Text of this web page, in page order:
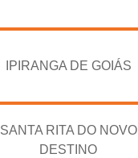
IPIRANGA DE GOIÁS
SANTA RITA DO NOVO
DESTINO